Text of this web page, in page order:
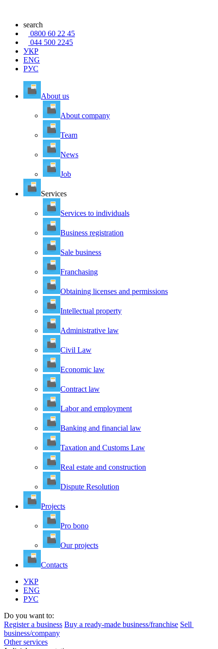
search
0800 60 22 45
044 500 2245
УКР
ENG
РУС
About us
About company
Team
News
Job
Services
Services to individuals
Business registration
Sale business
Franchasing
Obtaining licenses and permissions
Intellectual property
Administrative law
Civil Law
Economic law
Contract law
Labor and employment
Banking and financial law
Taxation and Customs Law
Real estate and construction
Dispute Resolution
Projects
Pro bono
Our projects
Contacts
УКР
ENG
РУС
Do you want to:
Register a business Buy a ready-made business/franchise Sell ​​
business/company
Other services